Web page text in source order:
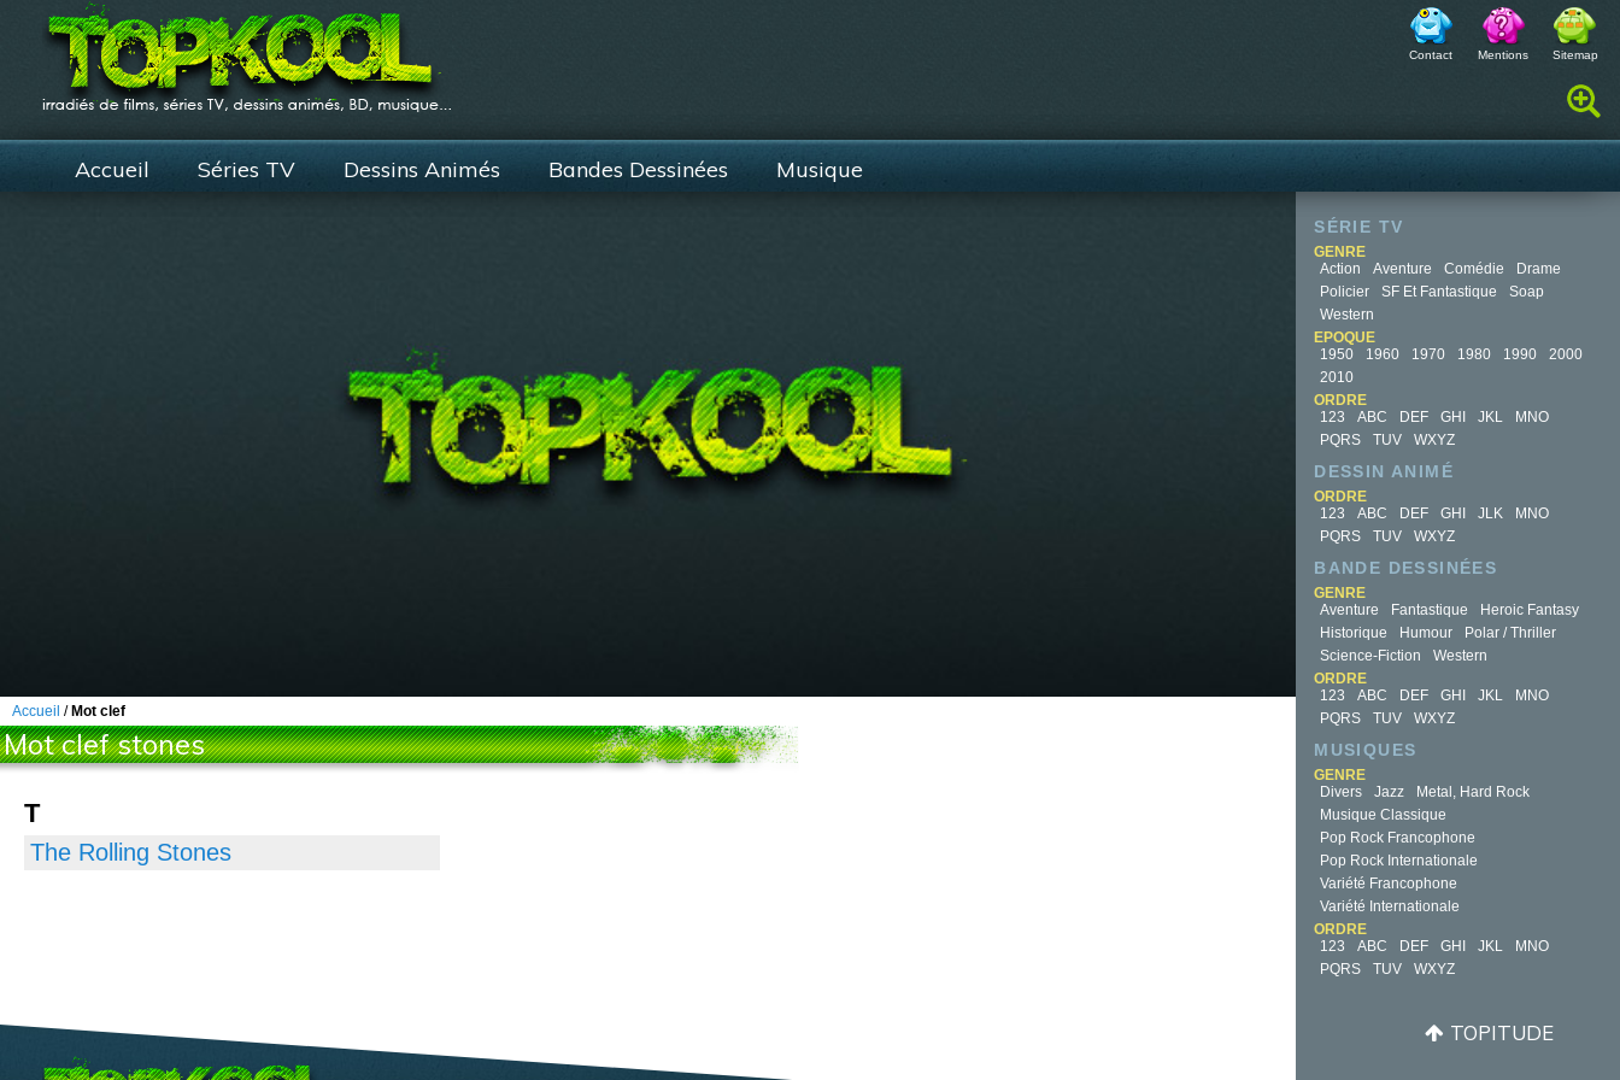
Contact Mentions Sitemap
Rechercher :
Accueil Séries TV Dessins Animés Bandes Dessinées Musique
SÉRIE TV
GENRE
Action
Aventure Comédie
Drame
Policier
SF Et Fantastique
Soap
Western
EPOQUE
1950
1960 1970 1980 1990
2000
2010
ORDRE
123
ABC DEF GHI JKL
MNO
PQRS
TUV WXYZ
DESSIN ANIMÉ
ORDRE
123
ABC DEF GHI JLK
MNO
PQRS
TUV WXYZ
BANDE DESSINÉES
GENRE
Aventure
Fantastique
Heroic Fantasy
Historique
Humour
Polar / Thriller
Science-Fiction
Western
ORDRE
123
ABC DEF GHI JKL
MNO
PQRS
TUV WXYZ
MUSIQUES
GENRE
Divers
Jazz
Metal, Hard Rock
Musique Classique
Pop Rock Francophone
Pop Rock Internationale
Variété Francophone
Variété Internationale
ORDRE
123
ABC DEF GHI JKL
MNO
PQRS
TUV WXYZ
Accueil / Mot clef
Mot clef stones
T
The Rolling Stones
TOPITUDE